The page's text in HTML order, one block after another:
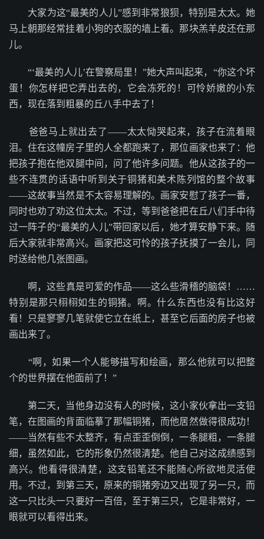
大家为这“最美的人儿”感到非常狼狈，特别是太太。她
马上朝那经常挂着小狗的衣服的墙上看。那块羔羊皮还在那
儿。
“‘最美的人儿’在警察局里！”她大声叫起来，“你这个坏
蛋！你怎样把它弄出去的，它会冻死的！可怜娇嫩的小东
西，现在落到粗暴的丘八手中去了！
爸爸马上就出去了——太太恸哭起来，孩子在流着眼
泪。住在这幢房子里的人全都跑来了，那位画家也来了：他
把孩子抱在他双腿中间，问了他许多问题。他从这孩子的一
些不连贯的话语中听到关于铜猪和美术陈列馆的整个故事
——这故事当然是不太容易理解的。画家安慰了孩子一番，
同时也劝了劝这位太太。不过，等到爸爸把在丘八们手中待
过一阵子的“最美的人儿”带回家以后，她才算安静下来。随
后大家就非常高兴。画家把这可怜的孩子抚摸了一会儿，同
时送给他几张图画。
啊，这些真是可爱的作品——这么些滑稽的脑袋！……
特别是那只栩栩如生的铜猪。啊。什么东西也没有比这好
看！只是寥寥几笔就使它立在纸上，甚至它后面的房子也被
画出来了。
“啊，如果一个人能够描写和绘画，那么他就可以把整
个的世界摆在他面前了！”
第二天，当他身边没有人的时候，这小家伙拿出一支铅
笔，在图画的背面临摹了那幅铜猪，而他居然做得很成功！
——当然有些不太整齐，有点歪歪倒倒，一条腿粗，一条腿
细，虽然如此，它的形象仍然很清楚。他自己对这成绩感到
高兴。他看得很清楚，这支铅笔还不能随心所欲地灵活使
用。不过，到第三天，原来的铜猪旁边又出现了另一只，而
这一只比头一只要好一百倍，至于第三只，它是非常好，一
眼就可以看得出来。